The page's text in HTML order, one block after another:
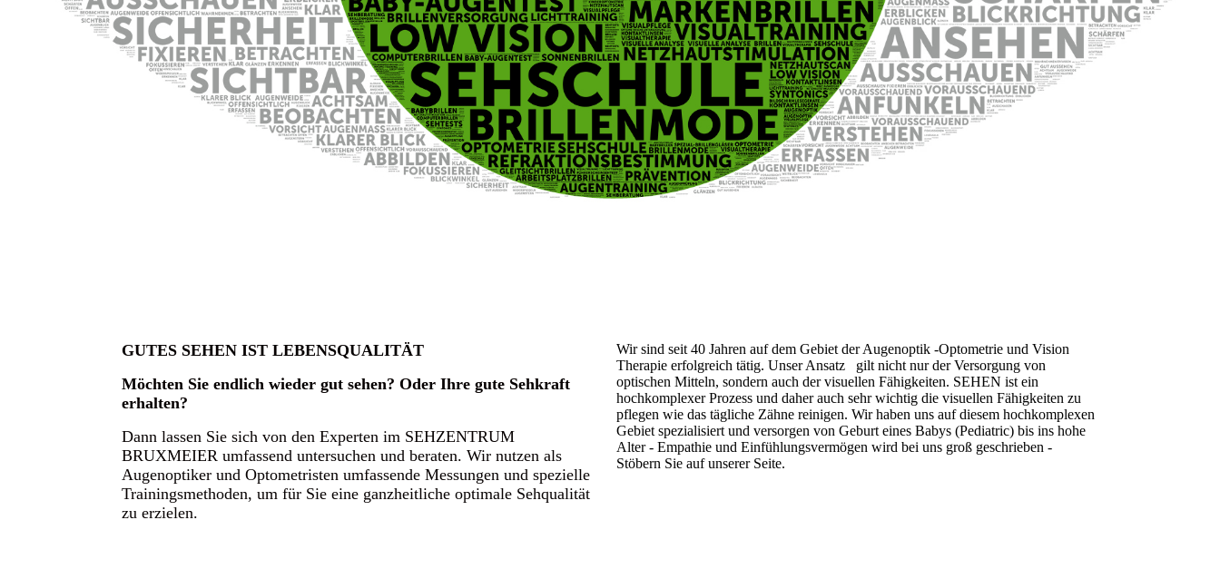
GUTES SEHEN IST LEBENSQUALITÄT
Möchten Sie endlich wieder gut sehen? Oder Ihre gute Sehkraft
erhalten?
Dann lassen Sie sich von den Experten im SEHZENTRUM
BRUXMEIER umfassend untersuchen und beraten. Wir nutzen als
Augenoptiker und Optometristen umfassende Messungen und spezielle
Trainingsmethoden, um für Sie eine ganzheitliche optimale Sehqualität
zu erzielen.
Wir sind seit 40 Jahren auf dem Gebiet der Augenoptik -Optometrie und Vision
Therapie erfolgreich tätig. Unser Ansatz gilt nicht nur der Versorgung von
optischen Mitteln, sondern auch der visuellen Fähigkeiten. SEHEN ist ein
hochkomplexer Prozess und daher auch sehr wichtig die visuellen Fähigkeiten zu
pflegen wie das tägliche Zähne reinigen. Wir haben uns auf diesem hochkomplexen
Gebiet spezialisiert und versorgen von Geburt eines Babys (Pediatric) bis ins hohe
Alter - Empathie und Einfühlungsvermögen wird bei uns groß geschrieben -
Stöbern Sie auf unserer Seite.